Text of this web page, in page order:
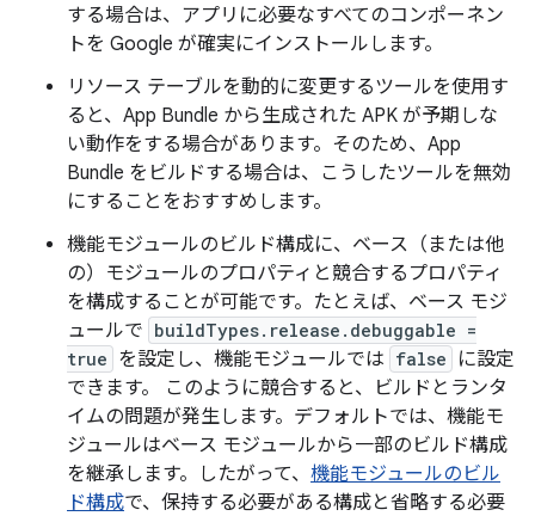
する場合は、アプリに必要なすべてのコンポーネン
トを Google が確実にインストールします。
リソース テーブルを動的に変更するツールを使用す
ると、App Bundle から生成された APK が予期しな
い動作をする場合があります。そのため、App
Bundle をビルドする場合は、こうしたツールを無効
にすることをおすすめします。
機能モジュールのビルド構成に、ベース（または他
の）モジュールのプロパティと競合するプロパティ
を構成することが可能です。たとえば、ベース モジ
ュールで buildTypes.release.debuggable =
true を設定し、機能モジュールでは false
に設定
できます。 このように競合すると、ビルドとランタ
イムの問題が発生します。デフォルトでは、機能モ
ジュールはベース モジュールから一部のビルド構成
を継承します。したがって、 機能モジュールのビル
ド構成で、保持する必要がある構成と省略する必要